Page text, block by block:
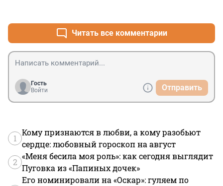
Читать все комментарии
Гость
Войти
Отправить
1
Кому признаются в любви, а кому разобьют
сердце: любовный гороскоп на август
2
«Меня бесила моя роль»: как сегодня выглядит
Пуговка из «Папиных дочек»
Его номинировали на «Оскар»: гуляем по